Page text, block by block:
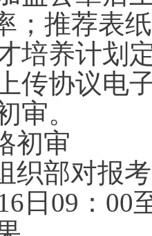
；推荐表
培养计划
传协议电
审。
初审
织部对报
日09：